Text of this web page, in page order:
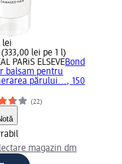
lei
lei pe 1 l)
PARiS ELSEVEBond
balsam pentru
părului..., 150
(22)
magazin dm